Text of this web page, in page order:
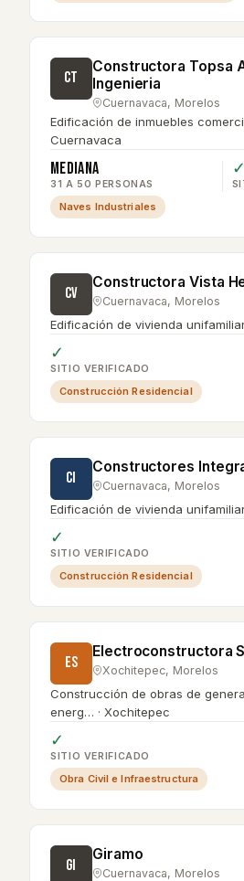
CT
Constructora Topsa
Ingenieria
Cuernavaca, Morelos
Edificación de inmuebles
Cuernavaca
Mediana
31 A 50 PERSONAS
✓
Naves Industriales
CV
Constructora Vista
Cuernavaca, Morelos
Edificación de vivienda
✓
SITIO VERIFICADO
Construcción Residencial
CI
Constructores
Cuernavaca, Morelos
Edificación de vivienda
✓
SITIO VERIFICADO
Construcción Residencial
ES
Electroconstructora
Xochitepec, Morelos
Construcción de obras de
energ… · Xochitepec
✓
SITIO VERIFICADO
Obra Civil e Infraestructura
GI
Giramo
Cuernavaca, Morelos